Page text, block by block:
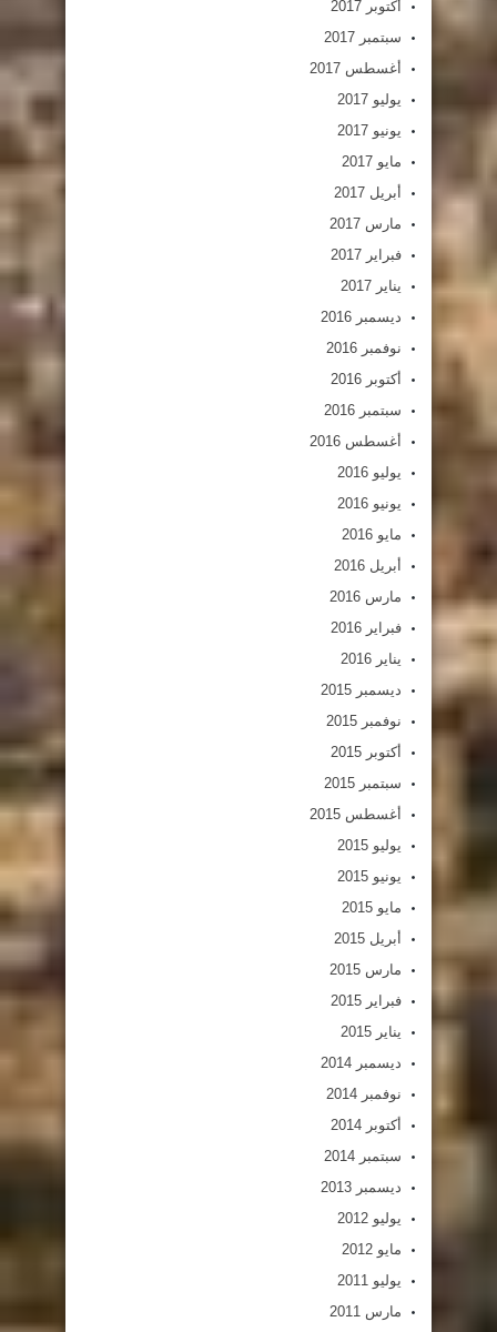
أكتوبر 2017
سبتمبر 2017
أغسطس 2017
يوليو 2017
يونيو 2017
مايو 2017
أبريل 2017
مارس 2017
فبراير 2017
يناير 2017
ديسمبر 2016
نوفمبر 2016
أكتوبر 2016
سبتمبر 2016
أغسطس 2016
يوليو 2016
يونيو 2016
مايو 2016
أبريل 2016
مارس 2016
فبراير 2016
يناير 2016
ديسمبر 2015
نوفمبر 2015
أكتوبر 2015
سبتمبر 2015
أغسطس 2015
يوليو 2015
يونيو 2015
مايو 2015
أبريل 2015
مارس 2015
فبراير 2015
يناير 2015
ديسمبر 2014
نوفمبر 2014
أكتوبر 2014
سبتمبر 2014
ديسمبر 2013
يوليو 2012
مايو 2012
يوليو 2011
مارس 2011